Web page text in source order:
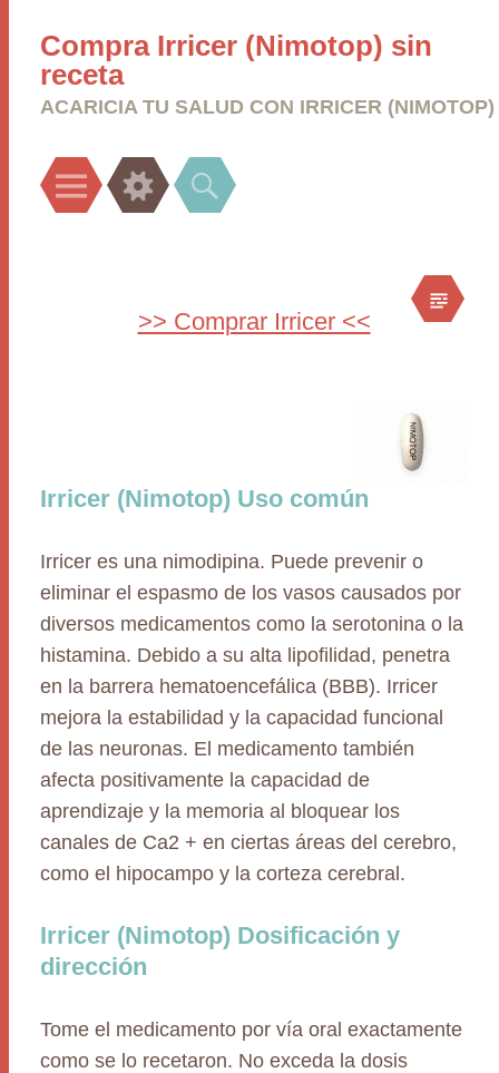
Compra Irricer (Nimotop) sin
receta
ACARICIA TU SALUD CON IRRICER (NIMOTOP)
Menu Widgets Search
>> Comprar Irricer <<
Irricer (Nimotop) Uso común
Irricer es una nimodipina. Puede prevenir o
eliminar el espasmo de los vasos causados por
diversos medicamentos como la serotonina o la
histamina. Debido a su alta lipofilidad, penetra
en la barrera hematoencefálica (BBB). Irricer
mejora la estabilidad y la capacidad funcional
de las neuronas. El medicamento también
afecta positivamente la capacidad de
aprendizaje y la memoria al bloquear los
canales de Ca2 + en ciertas áreas del cerebro,
como el hipocampo y la corteza cerebral.
Irricer (Nimotop) Dosificación y
dirección
Tome el medicamento por vía oral exactamente
como se lo recetaron. No exceda la dosis